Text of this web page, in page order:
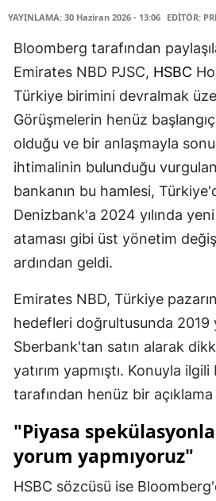
YAYINLAMA: 30 Haziran 2026 - 13:06 EDİTÖR:
Bloomberg tarafından
Emirates NBD PJSC, HSBC
Türkiye birimini devralmak
Görüşmelerin henüz
olduğu ve bir anlaşmayla
ihtimalinin bulunduğu
bankanın bu hamlesi,
Denizbank'a 2024 yılında
ataması gibi üst yönetim
ardından geldi.
Emirates NBD, Türkiye
hedefleri doğrultusunda 2019
Sberbank'tan satın alarak
yatırım yapmıştı. Konuyla
tarafından henüz bir açıklama
"Piyasa
yorum yapmıyoruz"
HSBC sözcüsü ise